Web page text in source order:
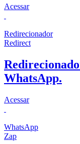
Acessar
Redirecionador
Redirect
WhatsApp.
Acessar
WhatsApp
Zap